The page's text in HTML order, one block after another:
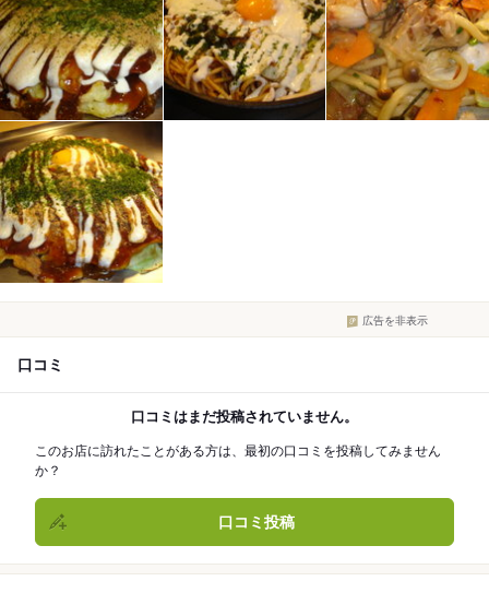
広告を非表示
口コミ
口コミはまだ投稿されていません。
このお店に訪れたことがある方は、最初の口コミを投稿してみません
か？
口コミ投稿